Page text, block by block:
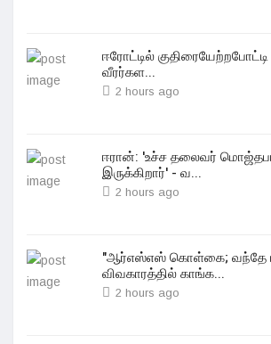
ஈரோட்டில்
வீரர்கள...
2 hours ago
ஈரான்: 'உச்ச தலைவர்
இருக்கிறார்' - வ...
2 hours ago
"ஆர்எஸ்எஸ் கொள்கை; வந்தே
விவகாரத்தில் காங்க...
2 hours ago